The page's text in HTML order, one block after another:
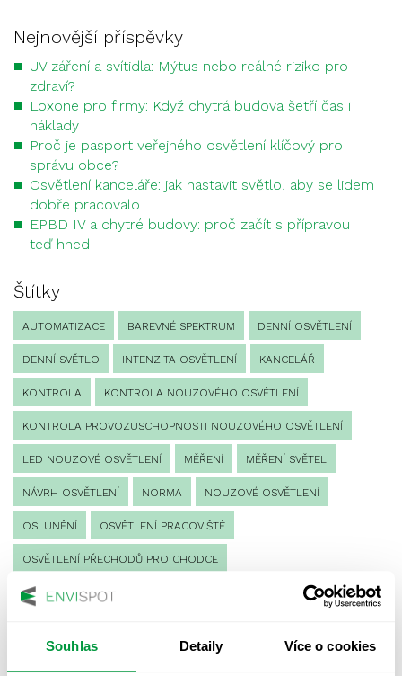
Souhlas Detaily Více o cookies
Nejnovější příspěvky
UV záření a svítidla: Mýtus nebo reálné riziko pro
zdraví?
Loxone pro firmy: Když chytrá budova šetří čas i
náklady
Proč je pasport veřejného osvětlení klíčový pro
správu obce?
Osvětlení kanceláře: jak nastavit světlo, aby se lidem
dobře pracovalo
EPBD IV a chytré budovy: proč začít s přípravou
teď hned
Štítky
AUTOMATIZACE BAREVNÉ SPEKTRUM DENNÍ OSVĚTLENÍ
DENNÍ SVĚTLO INTENZITA OSVĚTLENÍ KANCELÁŘ
KONTROLA KONTROLA NOUZOVÉHO OSVĚTLENÍ
KONTROLA PROVOZUSCHOPNOSTI NOUZOVÉHO OSVĚTLENÍ
LED NOUZOVÉ OSVĚTLENÍ MĚŘENÍ MĚŘENÍ SVĚTEL
NÁVRH OSVĚTLENÍ NORMA NOUZOVÉ OSVĚTLENÍ
OSLUNĚNÍ OSVĚTLENÍ PRACOVIŠTĚ
OSVĚTLENÍ PŘECHODŮ PRO CHODCE
OSVĚTLENÍ SPORTOVIŠŤ